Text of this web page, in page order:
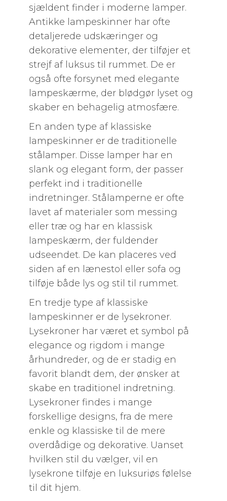
sjældent finder i moderne lamper.
Antikke lampeskinner har ofte
detaljerede udskæringer og
dekorative elementer, der tilføjer et
strejf af luksus til rummet. De er
også ofte forsynet med elegante
lampeskærme, der blødgør lyset og
skaber en behagelig atmosfære.
En anden type af klassiske
lampeskinner er de traditionelle
stålamper. Disse lamper har en
slank og elegant form, der passer
perfekt ind i traditionelle
indretninger. Stålamperne er ofte
lavet af materialer som messing
eller træ og har en klassisk
lampeskærm, der fuldender
udseendet. De kan placeres ved
siden af en lænestol eller sofa og
tilføje både lys og stil til rummet.
En tredje type af klassiske
lampeskinner er de lysekroner.
Lysekroner har været et symbol på
elegance og rigdom i mange
århundreder, og de er stadig en
favorit blandt dem, der ønsker at
skabe en traditionel indretning.
Lysekroner findes i mange
forskellige designs, fra de mere
enkle og klassiske til de mere
overdådige og dekorative. Uanset
hvilken stil du vælger, vil en
lysekrone tilføje en luksuriøs følelse
til dit hjem.